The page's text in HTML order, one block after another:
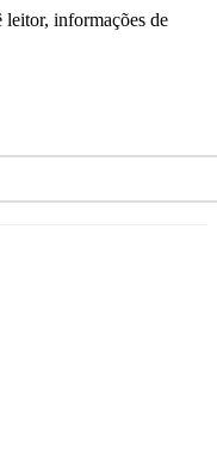
informações de